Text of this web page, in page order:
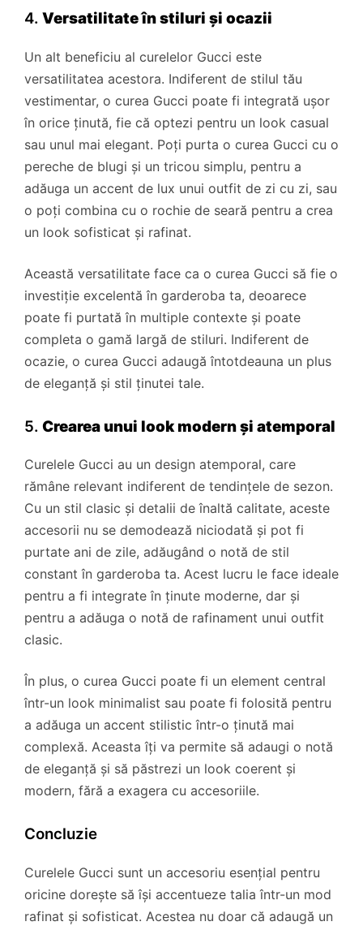
4. Versatilitate în stiluri și ocazii
Un alt beneficiu al curelelor Gucci este
versatilitatea acestora. Indiferent de stilul tău
vestimentar, o curea Gucci poate fi integrată ușor
în orice ținută, fie că optezi pentru un look casual
sau unul mai elegant. Poți purta o curea Gucci cu o
pereche de blugi și un tricou simplu, pentru a
adăuga un accent de lux unui outfit de zi cu zi, sau
o poți combina cu o rochie de seară pentru a crea
un look sofisticat și rafinat.
Această versatilitate face ca o curea Gucci să fie o
investiție excelentă în garderoba ta, deoarece
poate fi purtată în multiple contexte și poate
completa o gamă largă de stiluri. Indiferent de
ocazie, o curea Gucci adaugă întotdeauna un plus
de eleganță și stil ținutei tale.
5. Crearea unui look modern și atemporal
Curelele Gucci au un design atemporal, care
rămâne relevant indiferent de tendințele de sezon.
Cu un stil clasic și detalii de înaltă calitate, aceste
accesorii nu se demodează niciodată și pot fi
purtate ani de zile, adăugând o notă de stil
constant în garderoba ta. Acest lucru le face ideale
pentru a fi integrate în ținute moderne, dar și
pentru a adăuga o notă de rafinament unui outfit
clasic.
În plus, o curea Gucci poate fi un element central
într-un look minimalist sau poate fi folosită pentru
a adăuga un accent stilistic într-o ținută mai
complexă. Aceasta îți va permite să adaugi o notă
de eleganță și să păstrezi un look coerent și
modern, fără a exagera cu accesoriile.
Concluzie
Curelele Gucci sunt un accesoriu esențial pentru
oricine dorește să își accentueze talia într-un mod
rafinat și sofisticat. Acestea nu doar că adaugă un